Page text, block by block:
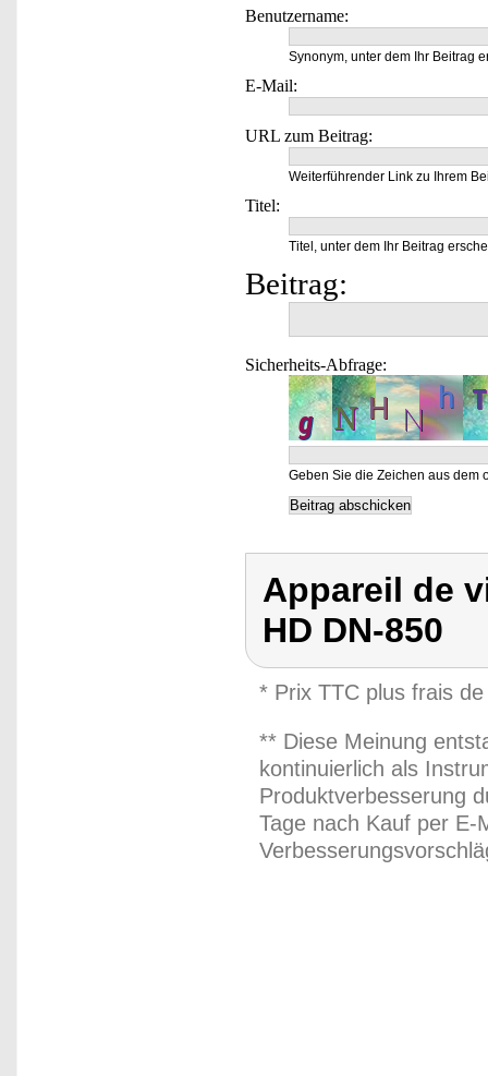
Benutzername:
Synonym, unter dem Ihr Beitrag
E-Mail:
URL zum Beitrag:
Weiterführender Link zu Ihrem
Titel:
Titel, unter dem Ihr Beitrag
Beitrag:
Sicherheits-Abfrage:
Geben Sie die Zeichen aus dem
Appareil de
HD DN-850
* Prix TTC plus frais
** Diese Meinung
kontinuierlich als
Produktverbesserung
Tage nach Kauf per E-